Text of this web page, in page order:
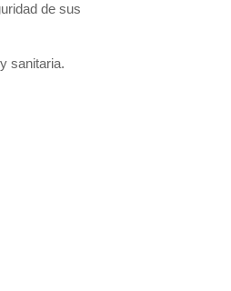
de sus
sanitaria.